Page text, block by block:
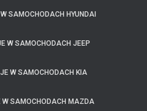
SAMOCHODACH HYUNDAI
W SAMOCHODACH JEEP
W SAMOCHODACH KIA
W SAMOCHODACH MAZDA